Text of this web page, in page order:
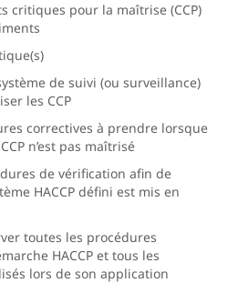
critiques pour la maîtrise (CCP)
de suivi (ou surveillance)
les CCP
correctives à prendre lorsque
n’est pas maîtrisé
de vérification afin de
HACCP défini est mis en
toutes les procédures
HACCP et tous les
lors de son application